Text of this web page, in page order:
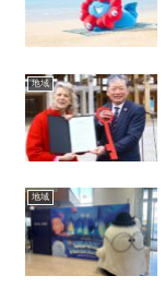
地域
地域